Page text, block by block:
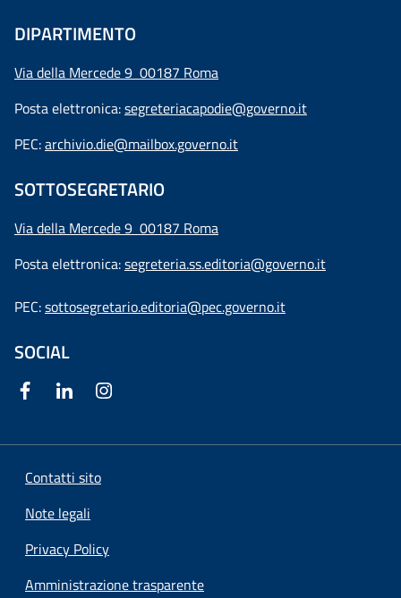
DIPARTIMENTO
Via della Mercede 9 00187 Roma
Posta elettronica:segreteriacapodie@governo.it
PEC:archivio.die@mailbox.governo.it
SOTTOSEGRETARIO
Via della Mercede 9 00187 Roma
Posta elettronica:segreteria.ss.editoria@governo.it
PEC:sottosegretario.editoria@pec.governo.it
SOCIAL
Contatti sito
Note legali
Privacy Policy
Amministrazione trasparente